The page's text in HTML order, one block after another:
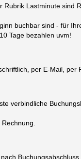
Lastminute sind
buchbar sind - für
Tage bezahlen uvm!
per E-Mail, per
verbindliche